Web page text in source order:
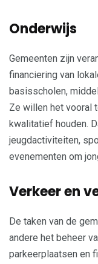
Onderwijs
Gemeenten zijn
financiering van
basisscholen,
Ze willen het vooral
kwalitatief houden.
jeugdactiviteiten,
evenementen om
Verkeer en
De taken van de
andere het beheer
parkeerplaatsen en